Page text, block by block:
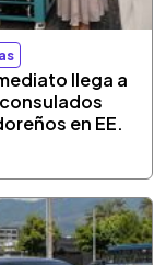
llega a
en EE.